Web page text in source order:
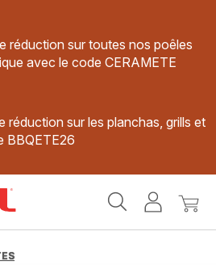
réduction sur toutes nos poêles
avec le code CERAMETE
réduction sur les planchas, grills et
BBQETE26
MonMon